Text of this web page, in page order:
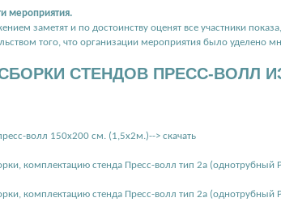
мероприятия.
заметят и по достоинству оценят все участники
того, что организации мероприятия было уделено
СТЕНДОВ ПРЕСС-ВОЛЛ
волл 150х200 см. (1,5х2м.)--> скачать
комплектацию стенда Пресс-волл тип 2а (однотрубный
комплектацию стенда Пресс-волл тип 2а (однотрубный